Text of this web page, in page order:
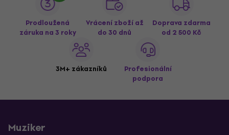
Prodloužená
záruka na 3 roky
Vrácení zboží až
do 30 dnů
Doprava zdarma
od 2 500 Kč
3M+ zákazníků
Profesionální
podpora
Muziker